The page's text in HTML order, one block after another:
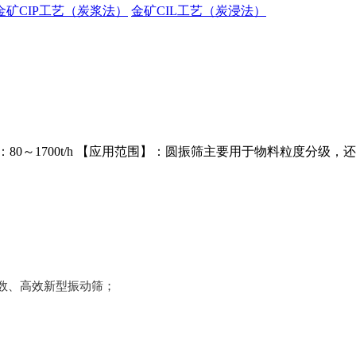
矿CIP工艺（炭浆法） 金矿CIL工艺（炭浸法）
～1700t/h 【应用范围】：圆振筛主要用于物料粒度分级，
高效新型振动筛；